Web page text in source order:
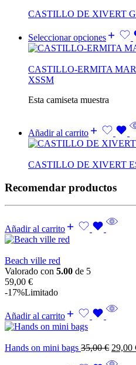
CASTILLO DE XIVERT
Seleccionar opciones
CASTILLO-ERMITA
XSSM
Esta camiseta muestra
Añadir al carrito
CASTILLO DE XIVERT
Recomendar productos
Añadir al carrito
Beach ville red
Valorado con 5.00 de 5
59,00 €
-17%Limitado
Añadir al carrito
Hands on mini bags 35,00€ 29,00